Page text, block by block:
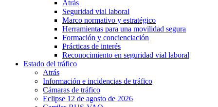
Atrás
Seguridad vial laboral
Marco normativo y estratégico
Herramientas para una movilidad segura
Formación y concienciación
Prácticas de interés
Reconocimiento en seguridad vial laboral
Estado del tráfico
Atrás
Información e incidencias de tráfico
Cámaras de tráfico
Eclipse 12 de agosto de 2026